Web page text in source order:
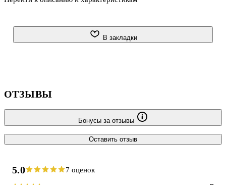
счастливые моменты, заполнять ими мгновения Настоящего – и
В закладки
ОТЗЫВЫ
Бонусы за отзывы
Оставить отзыв
5.0 7 оценок